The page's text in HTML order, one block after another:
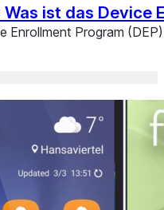
Was ist das
Enrollment Program